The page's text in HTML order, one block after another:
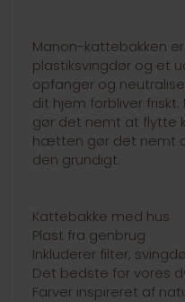
Manon-kattebakken
plastiksvingdør og et
opfanger og
dit hjem forbliver
gør det nemt at flytte
hætten gør det nemt
den grundigt.
Kattebakke med hus
Plast fra genbrug
Inkluderer filter,
Det bedste for vores
Farver inspireret af